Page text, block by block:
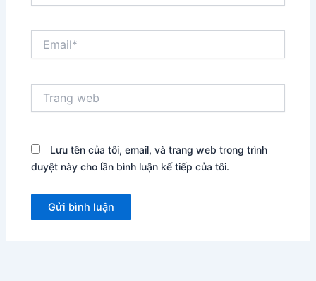
web
Lưu tên của tôi, email, và trang web trong trình
duyệt này cho lần bình luận kế tiếp của tôi.